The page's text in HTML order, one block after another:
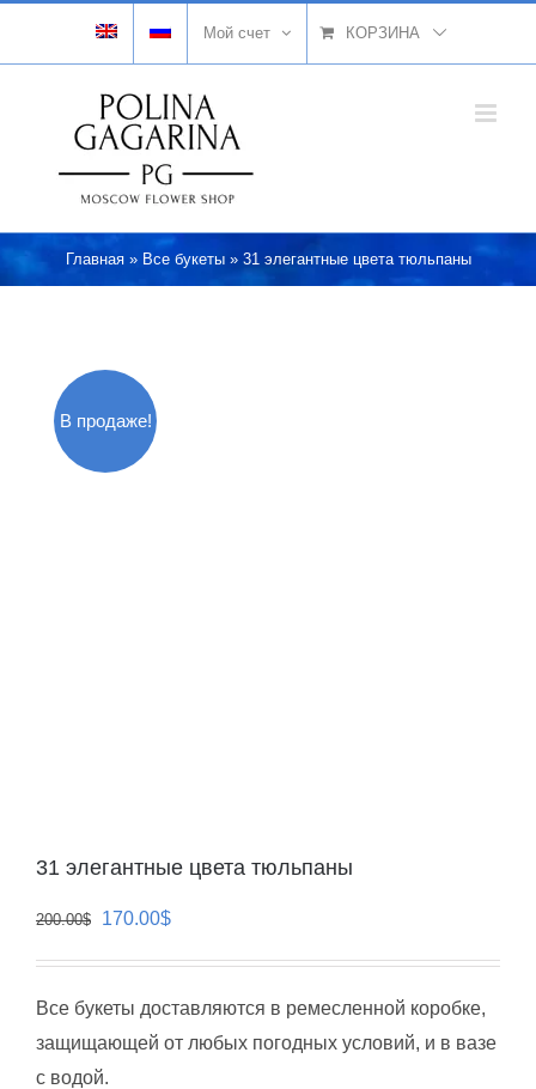
Мой счет КОРЗИНА
Главная» Все букеты» 31 элегантные цвета тюльпаны
В продаже!
31 элегантные цвета тюльпаны
200.00$
Первоначальная
200.00$.
170.00$Текущая
Все букеты доставляются в ремесленной коробке,
защищающей от любых погодных условий, и в вазе
с водой.